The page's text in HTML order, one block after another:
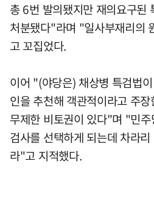
총 6번 발의됐지만 재의요구된
처분됐다"라며 "일사부재리의
고 꼬집었다.
이어 "(야당은) 채상병 특검법
인을 추천해 객관적이라고 주
무제한 비토권이 있다"며 "민
검사를 선택하게 되는데 차라
라"고 지적했다.